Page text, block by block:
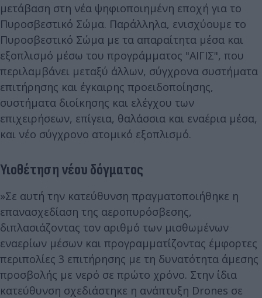
μετάβαση στη νέα ψηφιοποιημένη εποχή για το
Πυροσβεστικό Σώμα. Παράλληλα, ενισχύουμε το
Πυροσβεστικό Σώμα με τα απαραίτητα μέσα και
εξοπλισμό μέσω του προγράμματος "ΑΙΓΙΣ", που
περιλαμβάνει μεταξύ άλλων, σύγχρονα συστήματα
επιτήρησης και έγκαιρης προειδοποίησης,
συστήματα διοίκησης και ελέγχου των
επιχειρήσεων, επίγεια, θαλάσσια και εναέρια μέσα,
και νέο σύγχρονο ατομικό εξοπλισμό.
Υιοθέτηση νέου δόγματος
»Σε αυτή την κατεύθυνση πραγματοποιήθηκε η
επανασχεδίαση της αεροπυρόσβεσης,
διπλασιάζοντας τον αριθμό των μισθωμένων
εναερίων μέσων και προγραμματίζοντας έμφορτες
περιπολίες 3 επιτήρησης με τη δυνατότητα άμεσης
προσβολής με νερό σε πρώτο χρόνο. Στην ίδια
κατεύθυνση σχεδιάστηκε η ανάπτυξη Drones σε